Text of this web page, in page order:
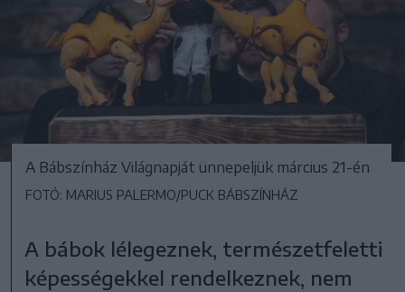
A Bábszínház Világnapját ünnepeljük március 21-én
FOTÓ: MARIUS PALERMO/PUCK BÁBSZÍNHÁZ
A bábok lélegeznek, természetfeletti
képességekkel rendelkeznek, nem